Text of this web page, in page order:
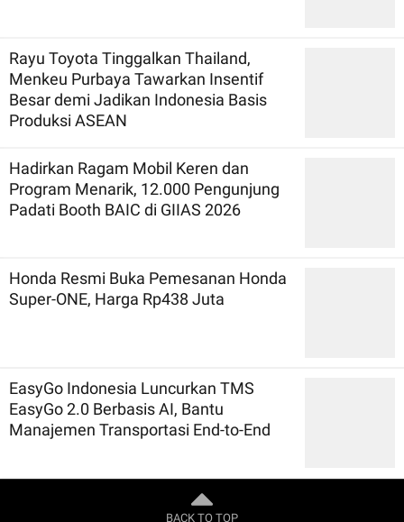
Rayu Toyota Tinggalkan Thailand,
Menkeu Purbaya Tawarkan Insentif
Besar demi Jadikan Indonesia Basis
Produksi ASEAN
Hadirkan Ragam Mobil Keren dan
Program Menarik, 12.000 Pengunjung
Padati Booth BAIC di GIIAS 2026
Honda Resmi Buka Pemesanan Honda
Super-ONE, Harga Rp438 Juta
EasyGo Indonesia Luncurkan TMS
EasyGo 2.0 Berbasis AI, Bantu
Manajemen Transportasi End-to-End
BACK TO TOP